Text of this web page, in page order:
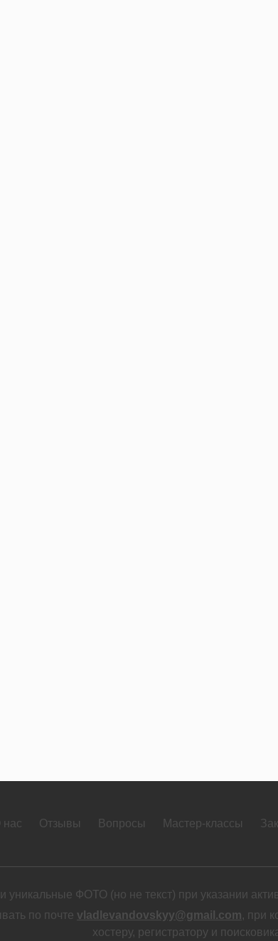
нас Отзывы Вопросы Мастер-классы
уникальные ФОТО (но не текст) при указании
по почте vladlevandovskyy@gmail.com, при
хостеру, регистратору и